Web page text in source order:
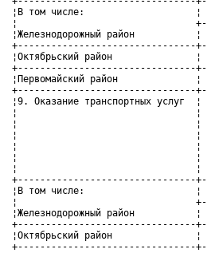
¦Первомайский район
+--------------------------------
¦9. Оказание транспортных услуг
¦                                ¦
¦                                ¦
¦                                ¦
¦                                ¦
¦                                ¦
¦                                ¦
+--------------------------------
¦В том числе:
¦
¦Железнодорожный район
+--------------------------------
¦Октябрьский район
+--------------------------------